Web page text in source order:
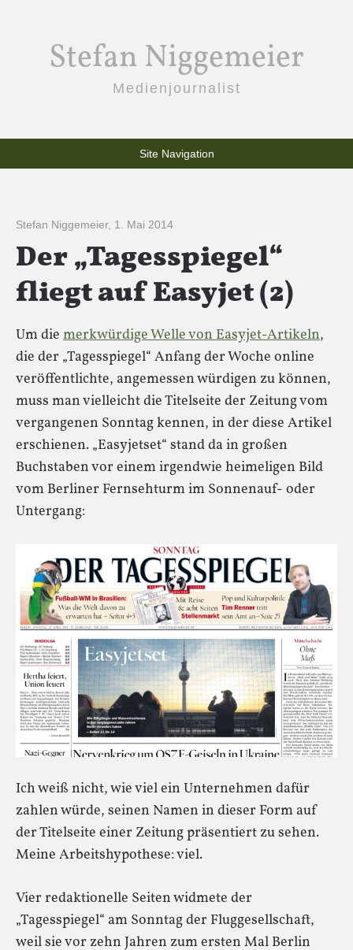
Stefan Niggemeier
Medienjournalist
Site Navigation
Stefan Niggemeier, 1. Mai 2014
Der „Tagesspiegel“
fliegt auf Easyjet (2)
Um die merkwürdige Welle von Easyjet-Artikeln,
die der „Tagesspiegel“ Anfang der Woche online
veröffentlichte, angemessen würdigen zu können,
muss man vielleicht die Titelseite der Zeitung vom
vergangenen Sonntag kennen, in der diese Artikel
erschienen. „Easyjetset“ stand da in großen
Buchstaben vor einem irgendwie heimeligen Bild
vom Berliner Fernsehturm im Sonnenauf- oder
Untergang:
Ich weiß nicht, wie viel ein Unternehmen dafür
zahlen würde, seinen Namen in dieser Form auf
der Titelseite einer Zeitung präsentiert zu sehen.
Meine Arbeitshypothese: viel.
Vier redaktionelle Seiten widmete der
„Tagesspiegel“ am Sonntag der Fluggesellschaft,
weil sie vor zehn Jahren zum ersten Mal Berlin